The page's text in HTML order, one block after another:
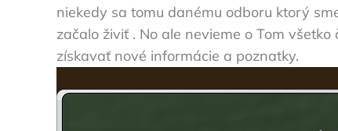
niekedy sa tomu danému odboru ktorý
začalo živiť . No ale nevieme o Tom
získavať nové informácie a poznatky.